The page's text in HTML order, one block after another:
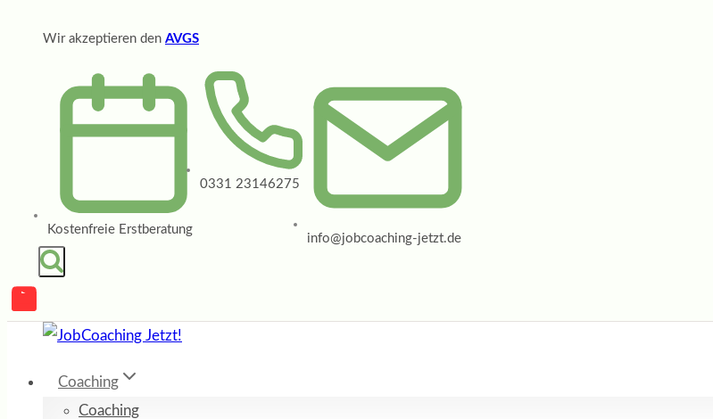
Wir akzeptieren den AVGS
Kostenfreie Erstberatung
0331 23146275
info@jobcoaching-jetzt.de
Coaching
Coaching